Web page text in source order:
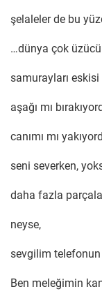
şelaleler de bu
…dünya çok
samurayları
aşağı mı
canımı mı
seni severken,
daha fazla
neyse,
sevgilim
Ben meleğimin